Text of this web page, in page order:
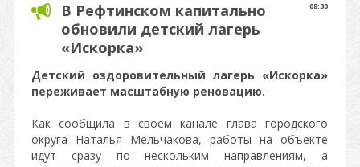
08:30
В Рефтинском капитально
обновили детский лагерь
«Искорка»
Детский оздоровительный лагерь «Искорка»
переживает масштабную реновацию.
Как сообщила в своем канале глава городского
округа Наталья Мельчакова, работы на объекте
идут сразу по нескольким направлениям, а